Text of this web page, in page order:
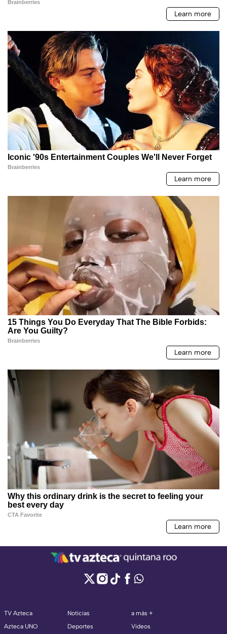
TV Azteca
Azteca UNO
Noticias
Deportes
a más +
Videos